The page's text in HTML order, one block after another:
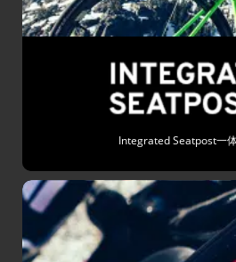
Integrated Seatpost一